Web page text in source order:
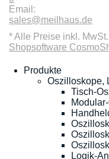
Email:
sales@meilhaus.de
* Alle Preise inkl. MwSt.
Shopsoftware
Produkte
Oszilloskope,
Tisch-
Logik-